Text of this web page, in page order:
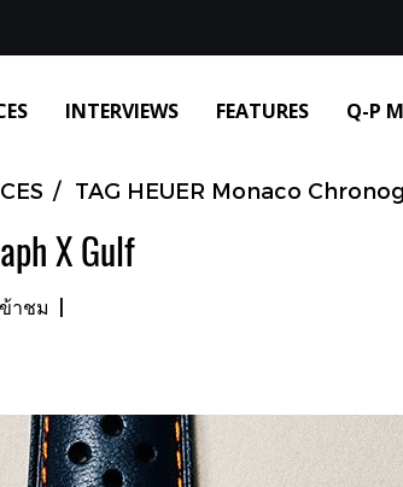
INTERVIEWS FEATURES Q-P
TAG HEUER Monaco
X Gulf
าชม